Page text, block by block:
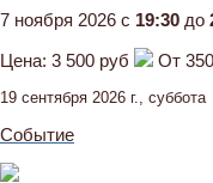
7 ноября 2026 c 19:30 до
Цена: 3 500 руб От
19 сентября 2026 г., суббота
Событие